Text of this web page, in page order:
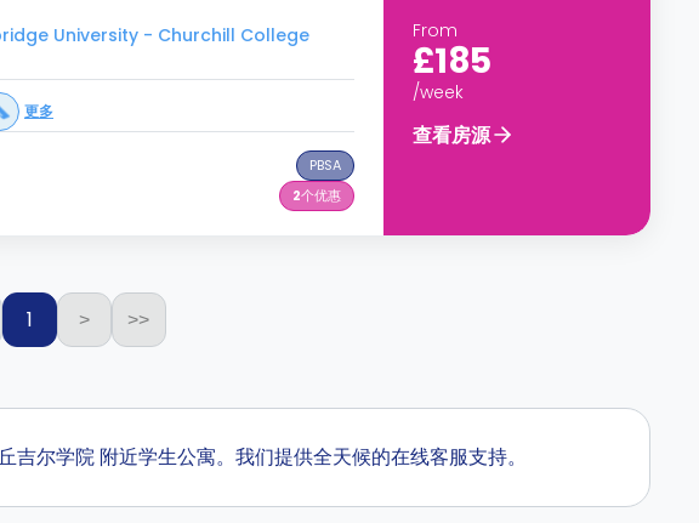
University - Churchill College
更多
PBSA
2个优惠
From
£185
/week
查看房源
1 > >>
尔学院 附近学生公寓。我们提供全天候的在线客服支持。